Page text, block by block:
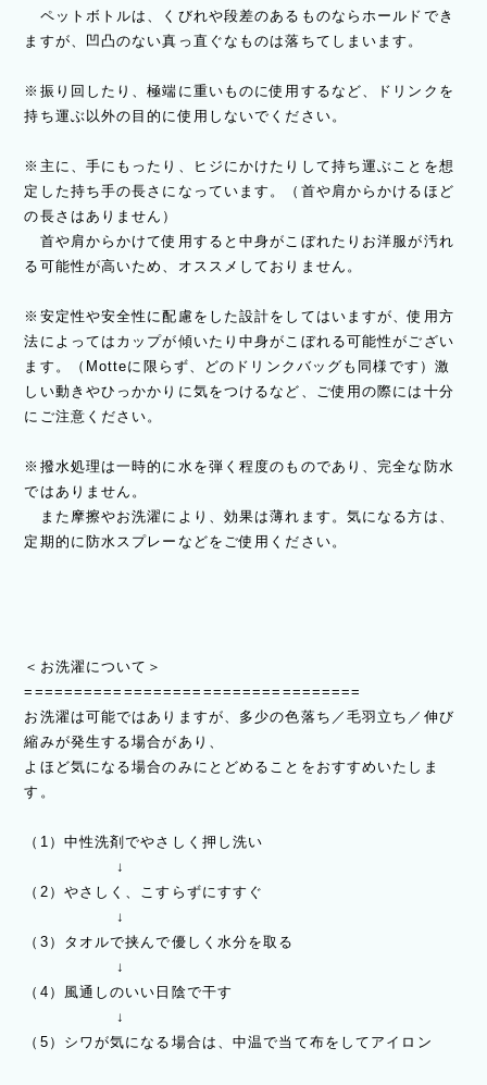
ペットボトルは、くびれや段差のあるものならホールドでき
ますが、凹凸のない真っ直ぐなものは落ちてしまいます。
※振り回したり、極端に重いものに使用するなど、ドリンクを
持ち運ぶ以外の目的に使用しないでください。
※主に、手にもったり、ヒジにかけたりして持ち運ぶことを想
定した持ち手の長さになっています。（首や肩からかけるほど
の長さはありません）
首や肩からかけて使用すると中身がこぼれたりお洋服が汚れ
る可能性が高いため、オススメしておりません。
※安定性や安全性に配慮をした設計をしてはいますが、使用方
法によってはカップが傾いたり中身がこぼれる可能性がござい
ます。（Motteに限らず、どのドリンクバッグも同様です）激
しい動きやひっかかりに気をつけるなど、ご使用の際には十分
にご注意ください。
※撥水処理は一時的に水を弾く程度のものであり、完全な防水
ではありません。
また摩擦やお洗濯により、効果は薄れます。気になる方は、
定期的に防水スプレーなどをご使用ください。
＜お洗濯について＞
==================================
お洗濯は可能ではありますが、多少の色落ち／毛羽立ち／伸び
縮みが発生する場合があり、
よほど気になる場合のみにとどめることをおすすめいたしま
す。
（1）中性洗剤でやさしく押し洗い
↓
（2）やさしく、こすらずにすすぐ
↓
（3）タオルで挟んで優しく水分を取る
↓
（4）風通しのいい日陰で干す
↓
（5）シワが気になる場合は、中温で当て布をしてアイロン